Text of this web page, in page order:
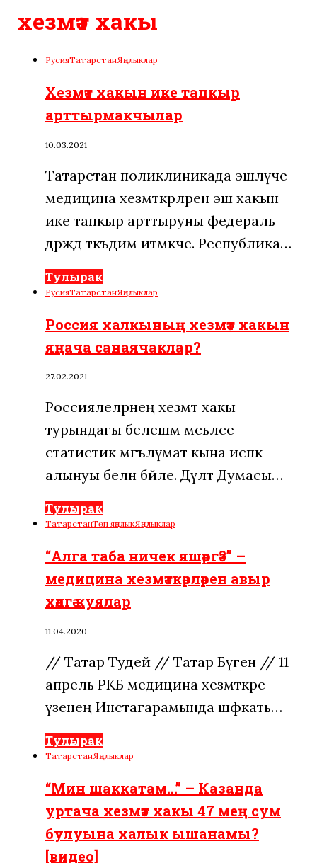
хезмәт хакы
РусияТатарстанЯңалыклар
Хезмәт хакын ике тапкыр
арттырмакчылар
10.03.2021
Татарстан поликлиникада эшләүче
медицина хезмәткәрләренә эш хакын
ике тапкыр арттыруны федераль
дәрәҗәдә тәкъдим итмәкче. Республика…
Тулырак
РусияТатарстанЯңалыклар
Россия халкының хезмәт хакын
яңача санаячаклар?
27.02.2021
Россиялеләрнең хезмәт хакы
турындагы белешмә мәсьәләсе
статистик мәгълүмат кына исәпкә
алынуы белән бәйле. Дәүләт Думасы…
Тулырак
ТатарстанТөп яңалыкЯңалыклар
“Алга таба ничек яшәргә?” –
медицина хезмәткәрләрен авыр
хәлгә куялар
11.04.2020
// Татар Тудей // Татар Бүген // 11
апрель РКБ медицина хезмәткәре
үзенең Инстагарамында шәфкать…
Тулырак
ТатарстанЯңалыклар
“Мин шаккатам…” – Казанда
уртача хезмәт хакы 47 мең сум
булуына халык ышанамы?
[видео]